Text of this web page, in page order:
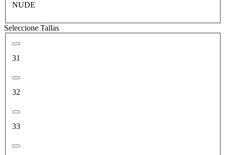
NUDE
Seleccione Tallas
31
32
33